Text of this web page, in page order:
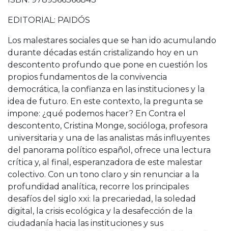
EDITORIAL: PAIDÓS
Los malestares sociales que se han ido acumulando
durante décadas están cristalizando hoy en un
descontento profundo que pone en cuestión los
propios fundamentos de la convivencia
democrática, la confianza en las instituciones y la
idea de futuro. En este contexto, la pregunta se
impone: ¿qué podemos hacer? En Contra el
descontento, Cristina Monge, socióloga, profesora
universitaria y una de las analistas más influyentes
del panorama político español, ofrece una lectura
crítica y, al final, esperanzadora de este malestar
colectivo. Con un tono claro y sin renunciar a la
profundidad analítica, recorre los principales
desafíos del siglo xxi: la precariedad, la soledad
digital, la crisis ecológica y la desafección de la
ciudadanía hacia las instituciones y sus